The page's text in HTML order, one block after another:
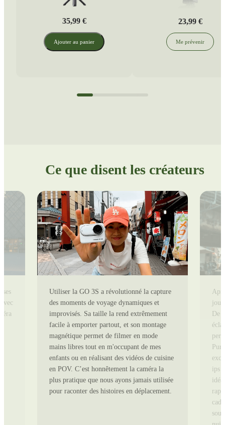
35,99 €
Ajouter au panier
23,99 €
Me prévenir
Ce que disent les créateurs
Utiliser la GO 3S a révolutionné la capture
des moments de voyage dynamiques et
improvisés. Sa taille la rend extrêmement
facile à emporter partout, et son montage
magnétique permet de filmer en mode
mains libres tout en m'occupant de mes
enfants ou en réalisant des vidéos de cuisine
en POV. C’est honnêtement la caméra la
plus pratique que nous ayons jamais utilisée
pour raconter des histoires en déplacement.
jour
De
ips